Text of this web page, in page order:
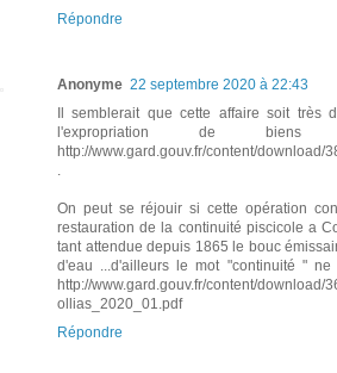
Répondre
Anonyme 22 septembre 2020 à 22:43
Il semblerait que cette affaire soit très
l'expropriation de
http://www.gard.gouv.fr/content/
On peut se réjouir si cette opération
restauration de la continuité piscicole a
tant attendue depuis 1865 le bouc
d'eau ...d'ailleurs le mot "continuité "
http://www.gard.gouv.fr/content/
ollias_2020_01.pdf
Répondre